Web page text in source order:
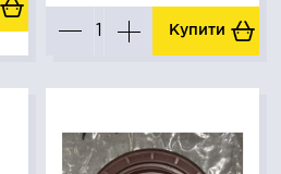
Купити